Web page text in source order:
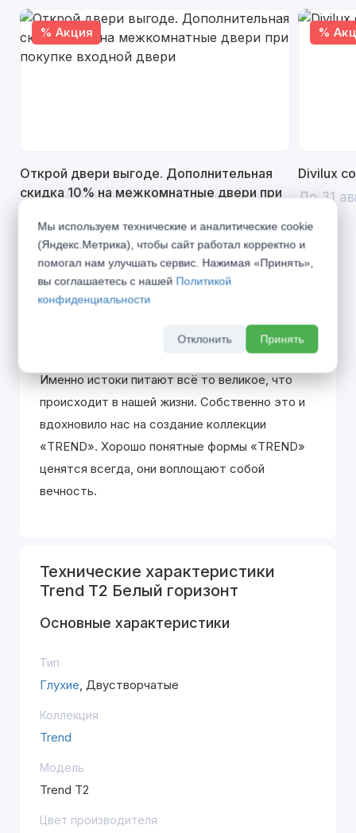
% Акция
Открой двери выгоде. Дополнительная
скидка 10% на межкомнатные двери при
До 31 августа 2026 г
%
Divilux
До 31
Лаконичные формы возвращают нас к истокам.
Именно истоки питают всё то великое, что
происходит в нашей жизни. Собственно это и
вдохновило нас на создание коллекции
«TREND». Хорошо понятные формы «TREND»
ценятся всегда, они воплощают собой
вечность.
Технические характеристики
Trend T2 Белый горизонт
Основные характеристики
Тип
Глухие, Двустворчатые
Коллекция
Trend
Модель
Trend T2
Цвет производителя
Мы используем технические и аналитические cookie
(Яндекс.Метрика), чтобы сайт работал корректно и
помогал нам улучшать сервис. Нажимая «Принять»,
вы соглашаетесь с нашей Политикой
конфиденциальности
Отклонить Принять